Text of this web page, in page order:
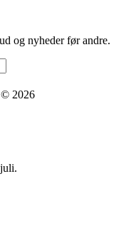
og nyheder før andre.
© 2026